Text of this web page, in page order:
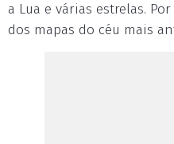
a Lua e várias estrelas.
dos mapas do céu mais